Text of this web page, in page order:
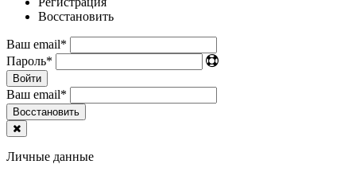
Восстановить
Ваш email*
Пароль*
Войти
Ваш email*
Воcстановить
Личные данные